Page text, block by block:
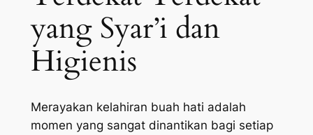
yang Syar’i dan
Higienis
Merayakan kelahiran buah hati adalah
momen yang sangat dinantikan bagi setiap